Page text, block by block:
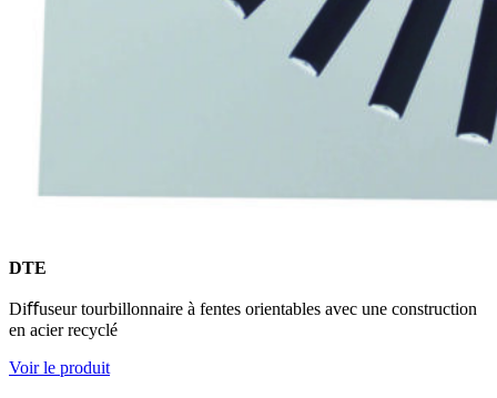
DTE
Diﬀuseur tourbillonnaire à fentes orientables avec une construction
en acier recyclé
Voir le produit